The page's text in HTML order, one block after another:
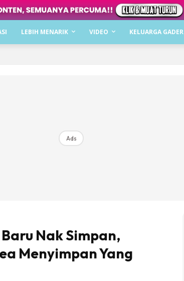
LEBIH MENARIK VIDEO KELUARGA GADER
Ads
Nak Simpan,
Menyimpan Yang